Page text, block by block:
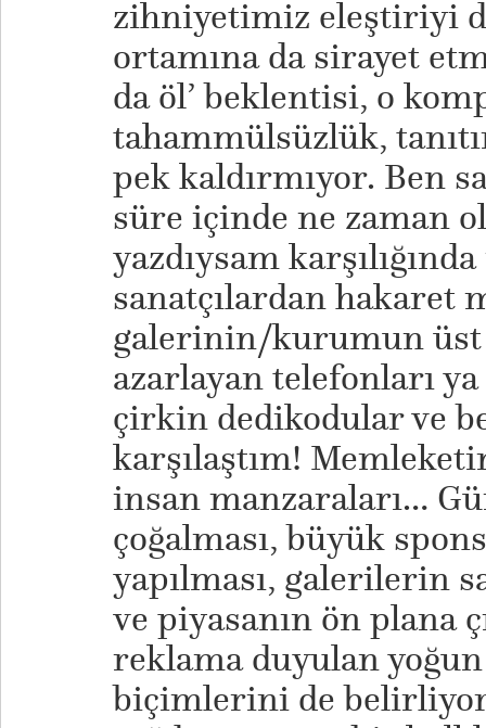
zihniyetimiz eleştiriyi
ortamına da sirayet
da öl’ beklentisi, o
tahammülsüzlük,
pek kaldırmıyor. Ben
süre içinde ne zaman
yazdıysam
sanatçılardan hakaret
galerinin/kurumun
azarlayan telefonları
çirkin dedikodular ve
karşılaştım!
insan manzaraları…
çoğalması, büyük
yapılması, galerilerin
ve piyasanın ön plana
reklama duyulan
biçimlerini de